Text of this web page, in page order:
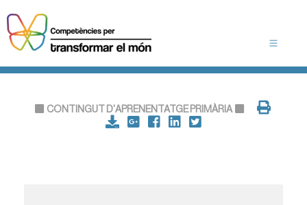
CONTINGUT D'APRENENTATGE PRIMÀRIA